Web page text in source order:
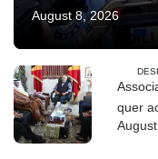
August 8, 2026
quer